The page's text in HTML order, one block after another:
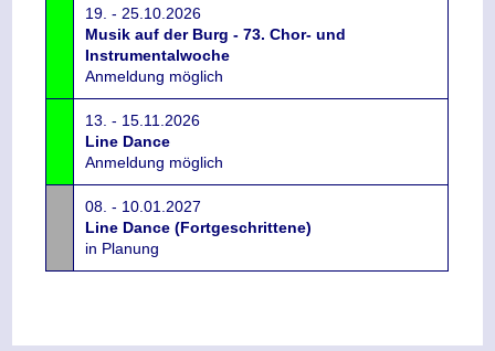
19. - 25.10.2026
Musik auf der Burg - 73. Chor- und
Instrumentalwoche
Anmeldung möglich
13. - 15.11.2026
Line Dance
Anmeldung möglich
08. - 10.01.2027
Line Dance (Fortgeschrittene)
in Planung